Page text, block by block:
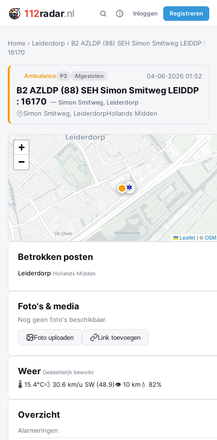
112radar.nl Inloggen Registreren
Home › Leiderdorp › B2 AZLDP (88) SEH Simon Smitweg LEIDDP :
16170
Ambulance P3 Afgesloten 04-06-2026 01:52
B2 AZLDP (88) SEH Simon Smitweg LEIDDP
: 16170 — Simon Smitweg, Leiderdorp
Simon Smitweg, LeiderdorpHollands Midden
+
−
Leaflet | © OSM
Betrokken posten
Leiderdorp Hollands Midden
Foto's & media
Nog geen foto's beschikbaar.
Foto uploaden Link toevoegen
Weer Gedeeltelijk bewolkt
🌡 15.4°C💨 30.6 km/u SW (48.9)👁 10 km💧 82%
Overzicht
Alarmeringen